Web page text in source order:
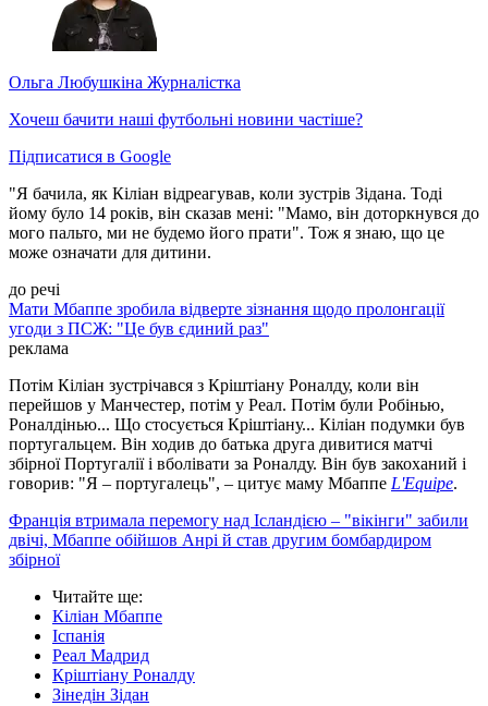
Ольга Любушкіна Журналістка
Хочеш бачити наші футбольні новини частіше?
Підписатися в Google
"Я бачила, як Кіліан відреагував, коли зустрів Зідана. Тоді
йому було 14 років, він сказав мені: "Мамо, він доторкнувся до
мого пальто, ми не будемо його прати". Тож я знаю, що це
може означати для дитини.
до речі
Мати Мбаппе зробила відверте зізнання щодо пролонгації
угоди з ПСЖ: "Це був єдиний раз"
реклама
Потім Кіліан зустрічався з Кріштіану Роналду, коли він
перейшов у Манчестер, потім у Реал. Потім були Робінью,
Роналдінью... Що стосується Кріштіану... Кіліан подумки був
португальцем. Він ходив до батька друга дивитися матчі
збірної Португалії і вболівати за Роналду. Він був закоханий і
говорив: "Я – португалець", – цитує маму Мбаппе L'Equipe.
Франція втримала перемогу над Ісландією – "вікінги" забили
двічі, Мбаппе обійшов Анрі й став другим бомбардиром
збірної
Читайте ще:
Кіліан Мбаппе
Іспанія
Реал Мадрид
Кріштіану Роналду
Зінедін Зідан